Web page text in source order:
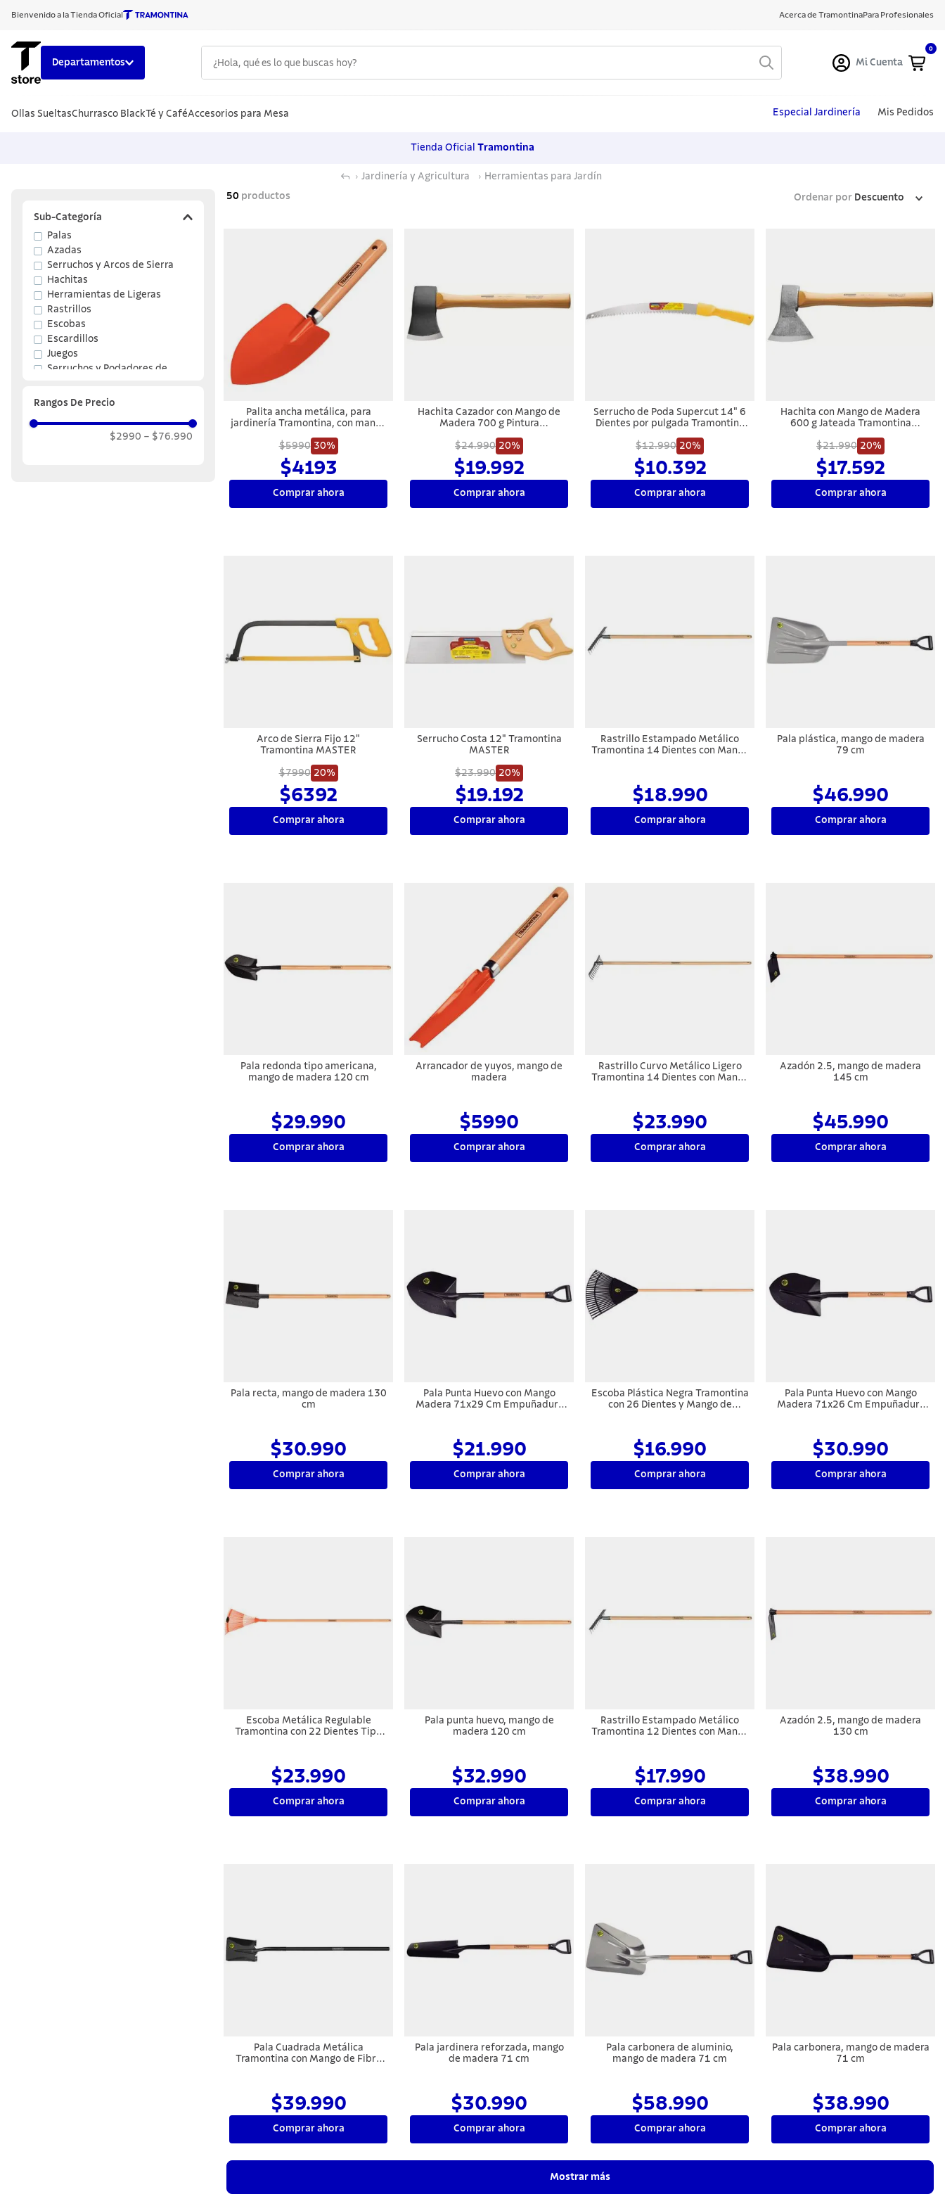
Bienvenido a la Tienda Oficial Acerca de TramontinaPara Profesionales
Departamentos Mi Cuenta
0
Ollas SueltasChurrasco BlackTé y CaféAccesorios para Mesa Especial Jardinería Mis Pedidos
Tienda Oficial Tramontina
Jardinería y Agricultura Herramientas para Jardín
Sub-Categoría
Palas
Azadas
Serruchos y Arcos de Sierra
Hachitas
Herramientas de Ligeras
Rastrillos
Escobas
Escardillos
Juegos
Serruchos y Podadores de
Rangos De Precio
$2990 – $76.990
50 productos Ordenar por Descuento
Palita ancha metálica, para
jardinería Tramontina, con mango
$5990 30%
$4193
Comprar ahora
Hachita Cazador con Mango de
Madera 700 g Pintura
MASTER
$24.990 20%
$19.992
Comprar ahora
Serrucho de Poda Supercut 14" 6
Dientes por pulgada Tramontina
$12.990 20%
$10.392
Comprar ahora
Hachita con Mango de Madera
600 g Jateada Tramontina
$21.990 20%
$17.592
Comprar ahora
Arco de Sierra Fijo 12"
Tramontina MASTER
$7990 20%
$6392
Comprar ahora
Serrucho Costa 12" Tramontina
MASTER
$23.990 20%
$19.192
Comprar ahora
Rastrillo Estampado Metálico
Tramontina 14 Dientes con Mango
$18.990
Comprar ahora
Pala plástica, mango de madera
79 cm
$46.990
Comprar ahora
Pala redonda tipo americana,
mango de madera 120 cm
$29.990
Comprar ahora
Arrancador de yuyos, mango de
madera
$5990
Comprar ahora
Rastrillo Curvo Metálico Ligero
Tramontina 14 Dientes con Mango
$23.990
Comprar ahora
Azadón 2.5, mango de madera
145 cm
$45.990
Comprar ahora
Pala recta, mango de madera 130
cm
$30.990
Comprar ahora
Pala Punta Huevo con Mango
Madera 71x29 Cm Empuñadura
$21.990
Comprar ahora
Escoba Plástica Negra Tramontina
con 26 Dientes y Mango de
$16.990
Comprar ahora
Pala Punta Huevo con Mango
Madera 71x26 Cm Empuñadura
$30.990
Comprar ahora
Escoba Metálica Regulable
Tramontina con 22 Dientes Tipo
$23.990
Comprar ahora
Pala punta huevo, mango de
madera 120 cm
$32.990
Comprar ahora
Rastrillo Estampado Metálico
Tramontina 12 Dientes con Mango
$17.990
Comprar ahora
Azadón 2.5, mango de madera
130 cm
$38.990
Comprar ahora
Pala Cuadrada Metálica
Tramontina con Mango de Fibra
$39.990
Comprar ahora
Pala jardinera reforzada, mango
de madera 71 cm
$30.990
Comprar ahora
Pala carbonera de aluminio,
mango de madera 71 cm
$58.990
Comprar ahora
Pala carbonera, mango de madera
71 cm
$38.990
Comprar ahora
Mostrar más
1.
cuchillos
4
9.
442
termo